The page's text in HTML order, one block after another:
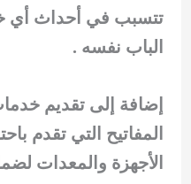
تتسبب في أحداث
الباب نفسه .
إضافة إلى تقديم
المفاتيح التي تقدم
الأجهزة والمعدات